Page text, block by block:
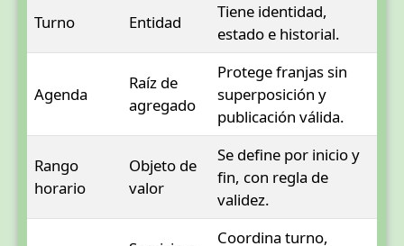
Turno Entidad
Tiene identidad,
estado e historial.
Agenda
Raíz de
agregado
Protege franjas sin
superposición y
publicación válida.
Rango
horario
Objeto de
valor
Se define por inicio y
fin, con regla de
validez.
Coordina turno,